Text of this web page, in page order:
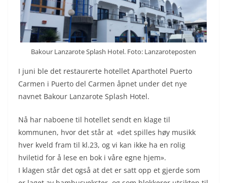
Bakour Lanzarote Splash Hotel. Foto: Lanzaroteposten
I juni ble det restaurerte hotellet Aparthotel Puerto
Carmen i Puerto del Carmen åpnet under det nye
navnet Bakour Lanzarote Splash Hotel.
Nå har naboene til hotellet sendt en klage til
kommunen, hvor det står at «det spilles høy musikk
hver kveld fram til kl.23, og vi kan ikke ha en rolig
hviletid for å lese en bok i våre egne hjem».
I klagen står det også at det er satt opp et gjerde som